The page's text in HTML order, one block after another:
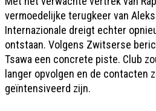
vermoedelijke terugkeer van
Internazionale dreigt echter
ontstaan. Volgens Zwitserse
Tsawa een concrete piste. Club
langer opvolgen en de contacten
geïntensiveerd zijn.